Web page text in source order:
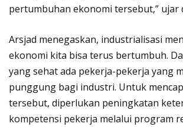
pertumbuhan ekonomi tersebut,” ujar
Arsjad menegaskan, industrialisasi
ekonomi kita bisa terus bertumbuh.
yang sehat ada pekerja-pekerja yang
punggung bagi industri. Untuk
tersebut, diperlukan peningkatan
kompetensi pekerja melalui program